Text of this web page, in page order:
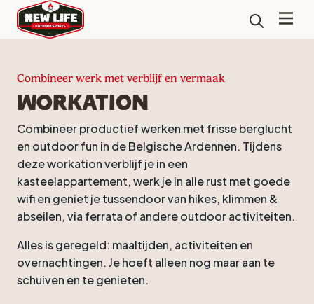
Combineer werk met verblijf en vermaak
Workation
Combineer productief werken met frisse berglucht
en outdoor fun in de Belgische Ardennen. Tijdens
deze workation verblijf je in een
kasteelappartement, werk je in alle rust met goede
wifi en geniet je tussendoor van hikes, klimmen &
abseilen, via ferrata of andere outdoor activiteiten.
Alles is geregeld: maaltijden, activiteiten en
overnachtingen. Je hoeft alleen nog maar aan te
schuiven en te genieten.